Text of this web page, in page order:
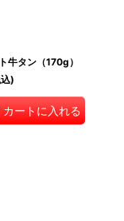
牛タン（170g）
)
カートに入れる